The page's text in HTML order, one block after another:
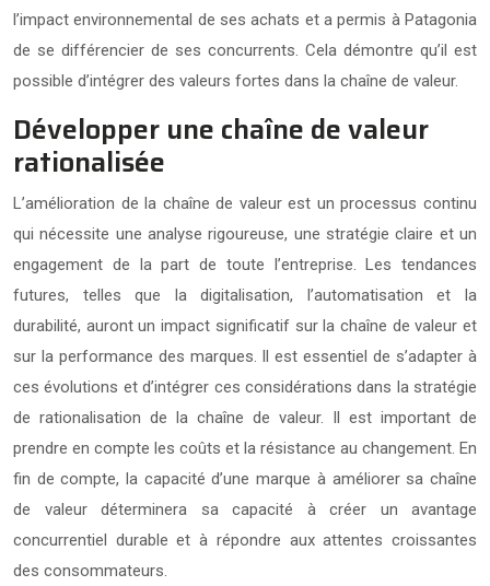
l’impact environnemental de ses achats et a permis à Patagonia
de se différencier de ses concurrents. Cela démontre qu’il est
possible d’intégrer des valeurs fortes dans la chaîne de valeur.
Développer une chaîne de valeur
rationalisée
L’amélioration de la chaîne de valeur est un processus continu
qui nécessite une analyse rigoureuse, une stratégie claire et un
engagement de la part de toute l’entreprise. Les tendances
futures, telles que la digitalisation, l’automatisation et la
durabilité, auront un impact significatif sur la chaîne de valeur et
sur la performance des marques. Il est essentiel de s’adapter à
ces évolutions et d’intégrer ces considérations dans la stratégie
de rationalisation de la chaîne de valeur. Il est important de
prendre en compte les coûts et la résistance au changement. En
fin de compte, la capacité d’une marque à améliorer sa chaîne
de valeur déterminera sa capacité à créer un avantage
concurrentiel durable et à répondre aux attentes croissantes
des consommateurs.